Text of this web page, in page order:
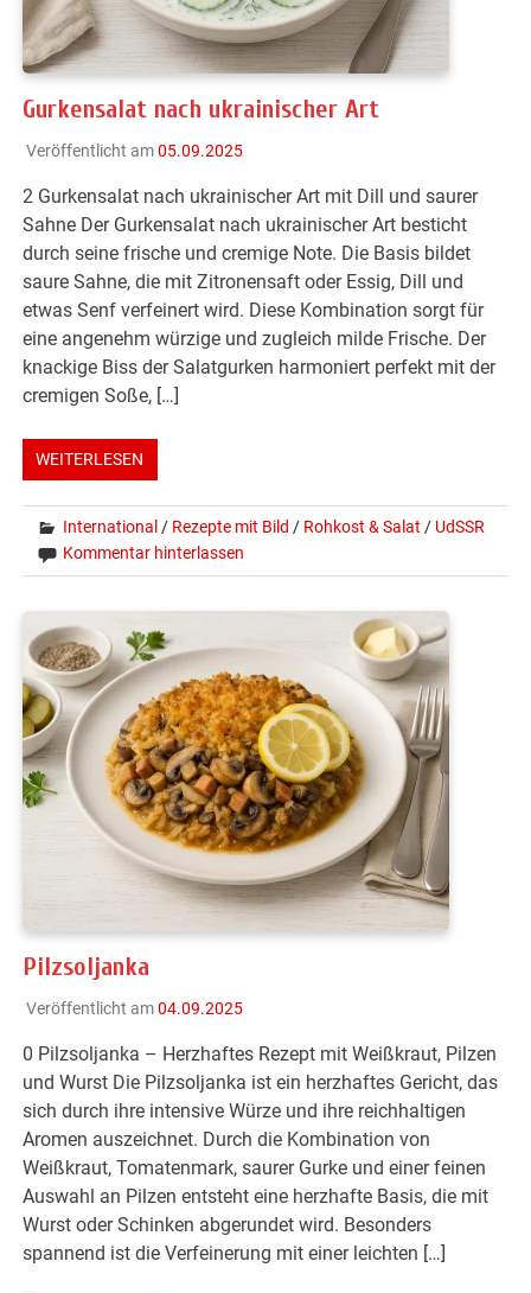
Gurkensalat nach ukrainischer Art
Veröffentlicht am05.09.2025
2 Gurkensalat nach ukrainischer Art mit Dill und saurer
Sahne Der Gurkensalat nach ukrainischer Art besticht
durch seine frische und cremige Note. Die Basis bildet
saure Sahne, die mit Zitronensaft oder Essig, Dill und
etwas Senf verfeinert wird. Diese Kombination sorgt für
eine angenehm würzige und zugleich milde Frische. Der
knackige Biss der Salatgurken harmoniert perfekt mit der
cremigen Soße, […]
WEITERLESEN
International / Rezepte mit Bild / Rohkost & Salat / UdSSR
Kommentar hinterlassen
Pilzsoljanka
Veröffentlicht am04.09.2025
0 Pilzsoljanka – Herzhaftes Rezept mit Weißkraut, Pilzen
und Wurst Die Pilzsoljanka ist ein herzhaftes Gericht, das
sich durch ihre intensive Würze und ihre reichhaltigen
Aromen auszeichnet. Durch die Kombination von
Weißkraut, Tomatenmark, saurer Gurke und einer feinen
Auswahl an Pilzen entsteht eine herzhafte Basis, die mit
Wurst oder Schinken abgerundet wird. Besonders
spannend ist die Verfeinerung mit einer leichten […]